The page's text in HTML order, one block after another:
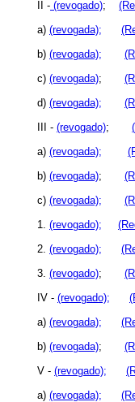
II - (revogado);
a) (revogada);
b) (revogada);
c) (revogada);
d) (revogada);
III - (revogado);
a) (revogada);
b) (revogada);
c) (revogada);
1. (revogado);
2. (revogado);
3. (revogado);
IV - (revogado);
a) (revogada);
b) (revogada);
V - (revogado);
a) (revogada);